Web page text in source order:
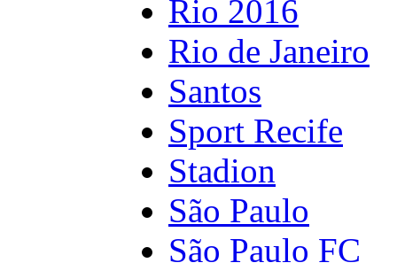
Rio 2016
Rio de Janeiro
Santos
Sport Recife
Stadion
São Paulo
São Paulo FC